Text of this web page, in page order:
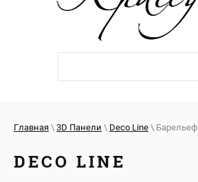
Главная \ 3D Панели \ Deco Line \ Барельеф
DECO LINE